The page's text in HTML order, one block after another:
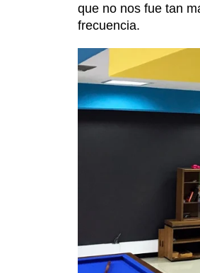
que no nos fue tan
frecuencia.